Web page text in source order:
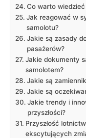
Co warto
Jak reagować w
samolotu?
Jakie są zasady
pasażerów?
Jakie dokumenty
samolotem?
Jakie są
Jakie są
Jakie trendy i
przyszłości?
Przyszłość
ekscytujących